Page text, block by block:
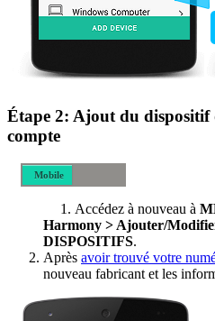
Étape 2: Ajout du dispositif
compte
Mobile
Accédez à nouveau à
Harmony > Ajouter/
DISPOSITIFS.
Après avoir trouvé votre
nouveau fabricant et les